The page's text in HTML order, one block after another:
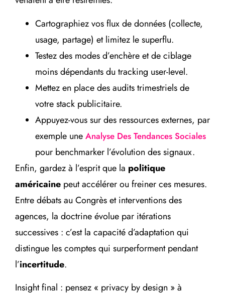
Cartographiez vos flux de données (collecte,
usage, partage) et limitez le superflu.
Testez des modes d’enchère et de ciblage
moins dépendants du tracking user-level.
Mettez en place des audits trimestriels de
votre stack publicitaire.
Appuyez-vous sur des ressources externes, par
exemple une Analyse Des Tendances Sociales
pour benchmarker l’évolution des signaux.
Enfin, gardez à l’esprit que la politique
américaine peut accélérer ou freiner ces mesures.
Entre débats au Congrès et interventions des
agences, la doctrine évolue par itérations
successives : c’est la capacité d’adaptation qui
distingue les comptes qui surperforment pendant
l’incertitude.
Insight final : pensez « privacy by design » à